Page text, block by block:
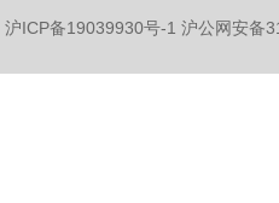
沪ICP备19039930号-1 沪公网安备